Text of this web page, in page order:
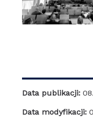
Data publikacji:
Data modyfikacji: